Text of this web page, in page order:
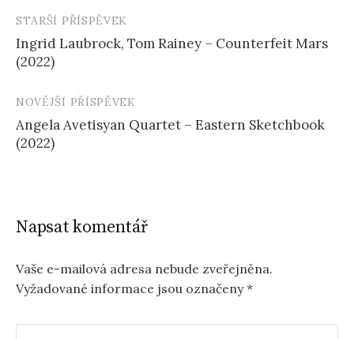
Navigace
příspěvku
STARŠÍ PŘÍSPĚVEK
Ingrid Laubrock, Tom Rainey – Counterfeit Mars
(2022)
NOVĚJŠÍ PŘÍSPĚVEK
Angela Avetisyan Quartet – Eastern Sketchbook
(2022)
Napsat komentář
Vaše e-mailová adresa nebude zveřejněna.
Vyžadované informace jsou označeny*